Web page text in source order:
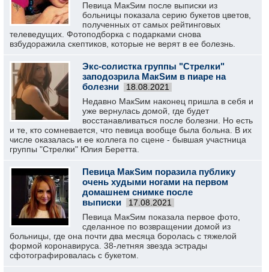
Певица МакSим после выписки из
больницы показала серию букетов цветов,
полученных от самых рейтинговых
телеведущих. Фотоподборка с подарками снова
взбудоражила скептиков, которые не верят в ее болезнь.
Экс-солистка группы "Стрелки"
заподозрила МакSим в пиаре на
болезни
18.08.2021
Недавно МакSим наконец пришла в себя и
уже вернулась домой, где будет
восстанавливаться после болезни. Но есть
и те, кто сомневается, что певица вообще была больна. В их
числе оказалась и ее коллега по сцене - бывшая участница
группы "Стрелки" Юлия Беретта.
Певица МакSим поразила публику
очень худыми ногами на первом
домашнем снимке после
выписки
17.08.2021
Певица МакSим показала первое фото,
сделанное по возвращении домой из
больницы, где она почти два месяца боролась с тяжелой
формой коронавируса. 38-летняя звезда эстрады
сфотографировалась с букетом.